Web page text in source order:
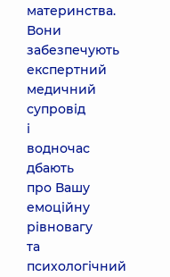
материнства.
Вони
забезпечують
експертний
медичний
супровід
і
водночас
дбають
про Вашу
емоційну
рівновагу
та
психологічний